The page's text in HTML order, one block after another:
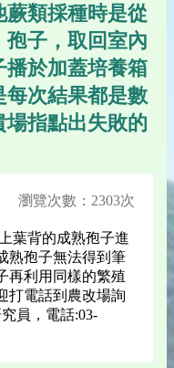
類採種時是從
子，取回室內
播於加蓋培養箱
每次結果都是數
指點出失敗的
瀏覽次數：2303次
葉背的成熟孢子進
熟孢子無法得到筆
再利用同樣的繁殖
打電話到農改場詢
員，電話:03-